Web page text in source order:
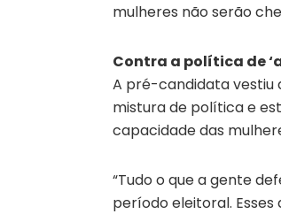
mulheres não serão
Contra a política de
A pré-candidata vestiu
mistura de política e
capacidade das
“Tudo o que a gente
período eleitoral.